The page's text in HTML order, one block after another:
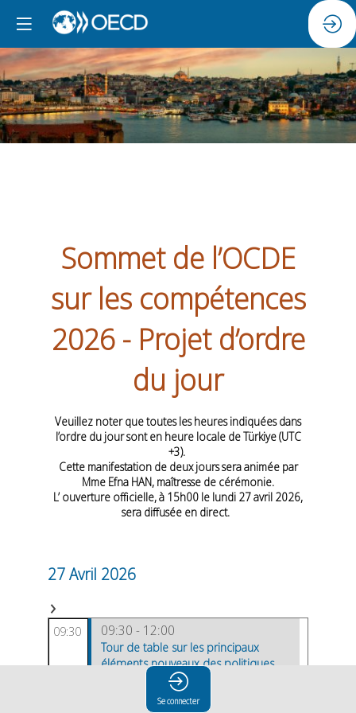
Sommet de l’OCDE
sur les compétences
2026 - Projet d’ordre
du jour
Veuillez noter que toutes les heures indiquées dans
l’ordre du jour sont en heure locale de Türkiye (UTC
+3).
Cette manifestation de deux jours sera animée par
Mme Efna HAN, maîtresse de cérémonie.
L’ ouverture officielle, à 15h00 le lundi 27 avril 2026,
sera diffusée en direct.
27 Avril 2026
09:30 09:30 - 12:00
Tour de table sur les principaux
éléments nouveaux des politiques
relatives aux compétences
Se connecter